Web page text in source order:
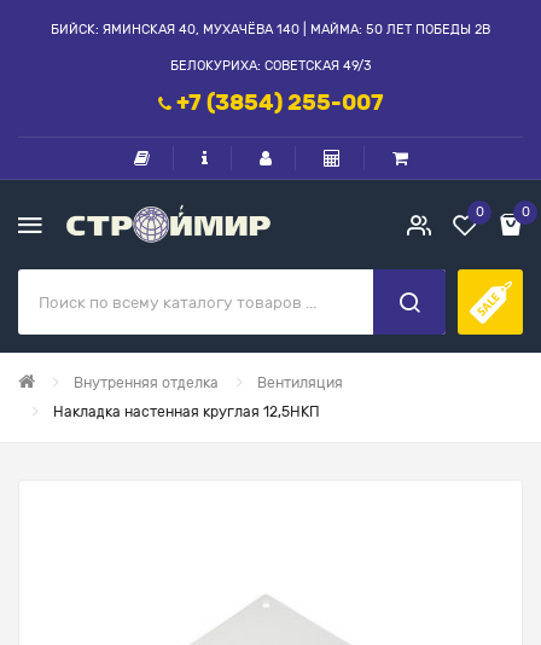
БИЙСК: ЯМИНСКАЯ 40, МУХАЧЁВА 140 | МАЙМА: 50 ЛЕТ ПОБЕДЫ 2В
БЕЛОКУРИХА: СОВЕТСКАЯ 49/3
+7 (3854) 255-007
0 0
Внутренняя отделка
Вентиляция
Накладка настенная круглая 12,5НКП